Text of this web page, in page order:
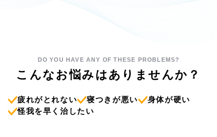
DO YOU HAVE ANY OF THESE PROBLEMS?
こんなお悩みはありませんか？
疲れがとれない 寝つきが悪い
身体が硬い
怪我を早く治したい